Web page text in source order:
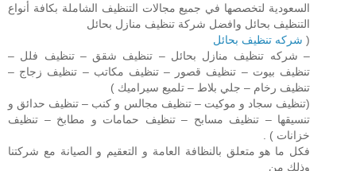
السعودية لتخصصها في جميع مجالات التنظيف الشاملة بكافة أنواع
التنظيف بحائل وافضل شركة تنظيف منازل بحائل
( شركه تنظيف بحائل
– شركه تنظيف منازل بحائل – تنظيف شقق – تنظيف فلل –
تنظيف بيوت – تنظيف قصور – تنظيف مكاتب – تنظيف زجاج –
تنظيف رخام – جلي بلاط – تلميع سيراميك )
(تنظيف سجاد و موكيت – تنظيف مجالس و كنب – تنظيف حدائق و
تنسيقها – تنظيف مسابح – تنظيف حمامات و مطابخ – تنظيف
خزانات ) .
فكل ما هو متعلق بالنظافة العامة و التعقيم و الصيانة مع شركتنا
وذلك من